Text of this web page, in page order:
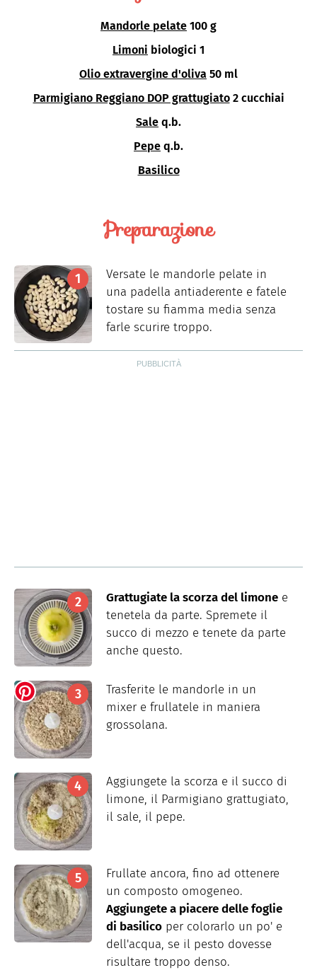
Mandorle pelate 100 g
Limoni biologici 1
Olio extravergine d'oliva 50 ml
Parmigiano Reggiano DOP grattugiato 2 cucchiai
Sale q.b.
Pepe q.b.
Basilico
Preparazione
Versate le mandorle pelate in
una padella antiaderente e fatele
tostare su fiamma media senza
farle scurire troppo.
Grattugiate la scorza del limone e
tenetela da parte. Spremete il
succo di mezzo e tenete da parte
anche questo.
Trasferite le mandorle in un
mixer e frullatele in maniera
grossolana.
Aggiungete la scorza e il succo di
limone, il Parmigiano grattugiato,
il sale, il pepe.
Frullate ancora, fino ad ottenere
un composto omogeneo.
Aggiungete a piacere delle foglie
di basilico per colorarlo un po' e
dell'acqua, se il pesto dovesse
risultare troppo denso.